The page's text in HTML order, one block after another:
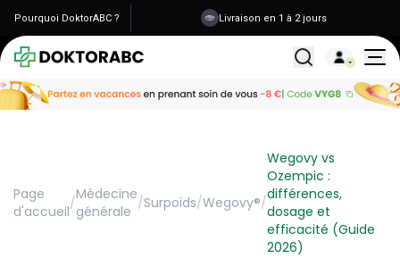
Pourquoi DoktorABC ? Livraison en 1 à 2 jours
Tous les
Page
d'accueil/Médecine
générale /Surpoids/Wegovy®/
Wegovy vs
Ozempic :
différences,
dosage et
efficacité (Guide
2026)